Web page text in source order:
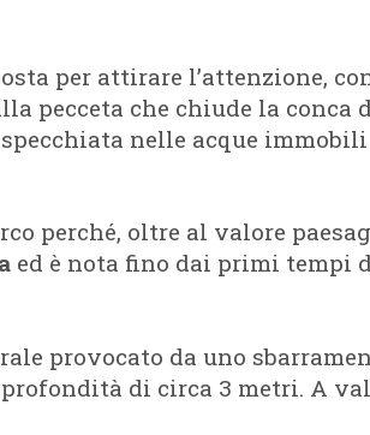
per attirare l’attenzione,
che chiude la conca
nelle acque
perché, oltre al valore
ed è nota fino dai primi tempi
provocato da uno
di circa 3 metri. A